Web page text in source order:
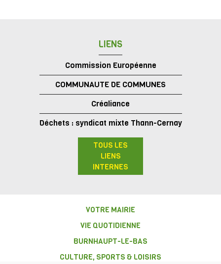
LIENS
Commission Européenne
COMMUNAUTE DE COMMUNES
Créaliance
Déchets : syndicat mixte Thann-Cernay
TOUS LES
LIENS
INTERNES
VOTRE MAIRIE
VIE QUOTIDIENNE
BURNHAUPT-LE-BAS
CULTURE, SPORTS & LOISIRS